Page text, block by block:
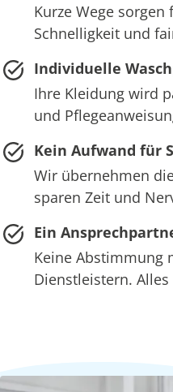
Kurze Wege sorgen
Schnelligkeit und
Individuelle
Ihre Kleidung wird
und
Kein Aufwand für
Wir übernehmen
sparen Zeit und
Ein
Keine Abstimmung
Dienstleistern.